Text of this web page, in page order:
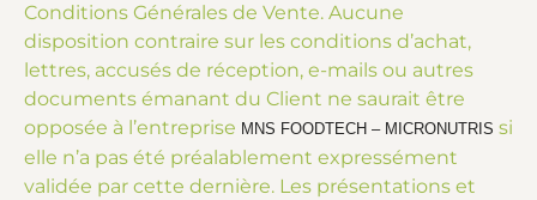
Conditions Générales de Vente. Aucune
disposition contraire sur les conditions d’achat,
lettres, accusés de réception, e-mails ou autres
documents émanant du Client ne saurait être
opposée à l’entreprise MNS FOODTECH – MICRONUTRIS si
elle n’a pas été préalablement expressément
validée par cette dernière. Les présentations et